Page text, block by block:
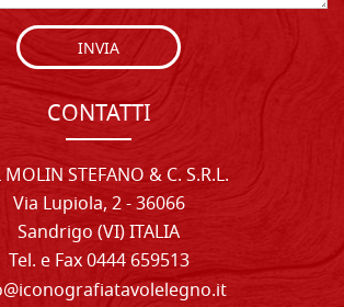
INVIA
CONTATTI
MOLIN STEFANO & C. S.R.L.
Via Lupiola, 2 - 36066
Sandrigo (VI) ITALIA
Tel. e Fax 0444 659513